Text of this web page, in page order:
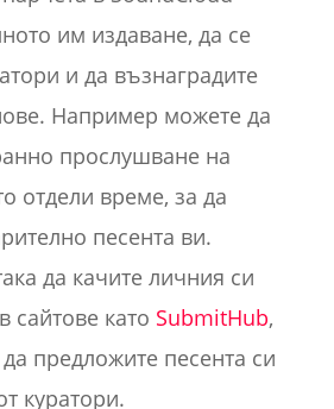
им издаване, да се
и да възнаградите
Например можете да
прослушване на
отдели време, за да
песента ви.
да качите личния си
сайтове като SubmitHub,
предложите песента си
куратори.